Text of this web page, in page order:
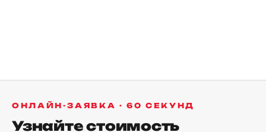
ОНЛАЙН-ЗАЯВКА · 60 СЕКУНД
Узнайте стоимость